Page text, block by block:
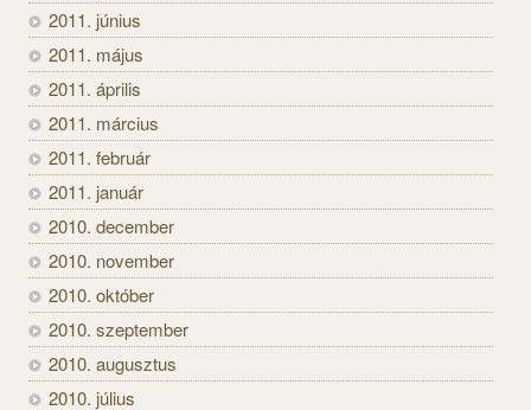
2011. június
2011. május
2011. április
2011. március
2011. február
2011. január
2010. december
2010. november
2010. október
2010. szeptember
2010. augusztus
2010. július